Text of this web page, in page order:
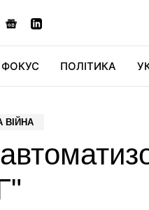
ПОЛІТИКА
ВІЙНА